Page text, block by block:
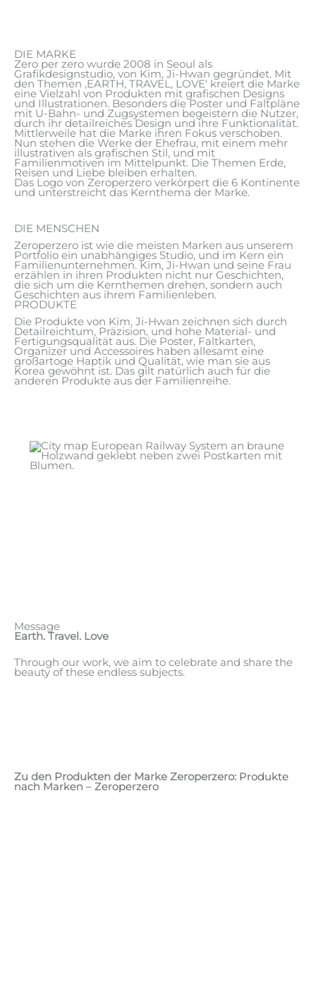
DIE MARKE
Zero per zero wurde 2008 in Seoul als
Grafikdesignstudio, von Kim, Ji-Hwan gegründet. Mit
den Themen ‚EARTH, TRAVEL, LOVE‘ kreiert die Marke
eine Vielzahl von Produkten mit grafischen Designs
und Illustrationen. Besonders die Poster und Faltpläne
mit U-Bahn- und Zugsystemen begeistern die Nutzer,
durch ihr detailreiches Design und ihre Funktionalität.
Mittlerweile hat die Marke ihren Fokus verschoben.
Nun stehen die Werke der Ehefrau, mit einem mehr
illustrativen als grafischen Stil, und mit
Familienmotiven im Mittelpunkt. Die Themen Erde,
Reisen und Liebe bleiben erhalten.
Das Logo von Zeroperzero verkörpert die 6 Kontinente
und unterstreicht das Kernthema der Marke.
DIE MENSCHEN
Zeroperzero ist wie die meisten Marken aus unserem
Portfolio ein unabhängiges Studio, und im Kern ein
Familienunternehmen. Kim, Ji-Hwan und seine Frau
erzählen in ihren Produkten nicht nur Geschichten,
die sich um die Kernthemen drehen, sondern auch
Geschichten aus ihrem Familienleben.
PRODUKTE
Die Produkte von Kim, Ji-Hwan zeichnen sich durch
Detailreichtum, Präzision, und hohe Material- und
Fertigungsqualität aus. Die Poster, Faltkarten,
Organizer und Accessoires haben allesamt eine
großartoge Haptik und Qualität, wie man sie aus
Korea gewöhnt ist. Das gilt natürlich auch für die
anderen Produkte aus der Familienreihe.
Message
Earth. Travel. Love
Through our work, we aim to celebrate and share the
beauty of these endless subjects.
Zu den Produkten der Marke Zeroperzero: Produkte
nach Marken – Zeroperzero